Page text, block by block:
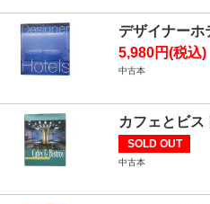
デザイナーホ
5,980円(税込)
中古本
カフェとビス
SOLD OUT
中古本